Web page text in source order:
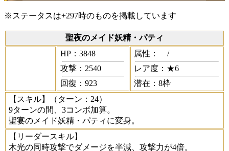
※ステータスは+297時のものを掲載しています
聖夜のメイド妖精・パティ
HP：3848
攻撃：2540
回復：923
属性：
/
レア度：★6
潜在：8枠
【スキル】
（ターン：24）
9ターンの間、3コンボ加算。
聖宴のメイド妖精・パティに変身。
【リーダースキル】
木光の同時攻撃でダメージを半減、攻撃力が4倍。